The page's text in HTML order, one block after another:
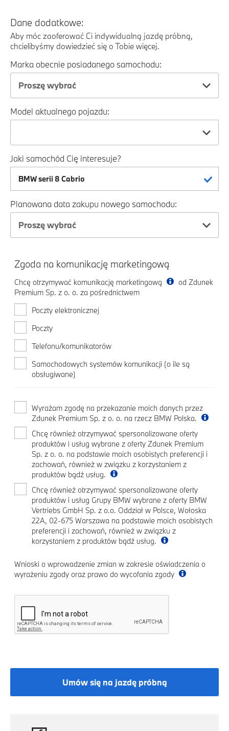
Dane dodatkowe:
Aby móc zaoferować Ci indywidualną jazdę próbną,
chcielibyśmy dowiedzieć się o Tobie więcej.
Marka obecnie posiadanego samochodu:
Proszę wybrać
Model aktualnego pojazdu:
Jaki samochód Cię interesuje?
Planowana data zakupu nowego samochodu:
Proszę wybrać
Zgoda na komunikację marketingową
Chcę otrzymywać komunikację marketingową
od Zdunek
Premium Sp. z o. o. za pośrednictwem
Poczty elektronicznej
Poczty
Telefonu/komunikatorów
Samochodowych systemów komunikacji (o ile są
obsługiwane)
Wyrażam zgodę na przekazanie moich danych przez
Zdunek Premium Sp. z o. o. na rzecz BMW Polska.
Chcę również otrzymywać spersonalizowane oferty
produktów i usług wybrane z oferty Zdunek Premium
Sp. z o. o. na podstawie moich osobistych preferencji i
zachowań, również w związku z korzystaniem z
produktów bądź usług.
Chcę również otrzymywać spersonalizowane oferty
produktów i usług Grupy BMW wybrane z oferty BMW
Vertriebs GmbH Sp. z o.o. Oddział w Polsce, Wołoska
22A, 02-675 Warszawa na podstawie moich osobistych
preferencji i zachowań, również w związku z
korzystaniem z produktów bądź usług.
Wnioski o wprowadzenie zmian w zakresie oświadczenia o
wyrażeniu zgody oraz prawo do wycofania zgody
Umów się na jazdę próbną